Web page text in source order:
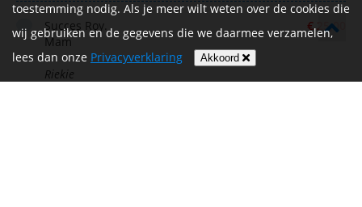
€ 25,00
Succes Roy.
Mam
Riekie
toestemming nodig. Als je meer wilt weten over de cookies die
wij gebruiken en de gegevens die we daarmee verzamelen,
lees dan onze Privacyverklaring Akkoord